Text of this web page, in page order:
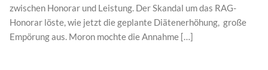
zwischen Honorar und Leistung. Der Skandal um das RAG-
Honorar löste, wie jetzt die geplante Diätenerhöhung, große
Empörung aus. Moron mochte die Annahme […]